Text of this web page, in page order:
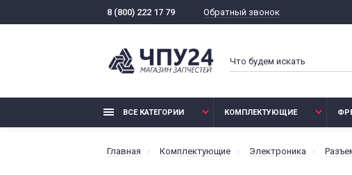
8 (800) 222 17 79 Обратный звонок
ВСЕ КАТЕГОРИИ КОМПЛЕКТУЮЩИЕ
Главная Комплектующие Электроника